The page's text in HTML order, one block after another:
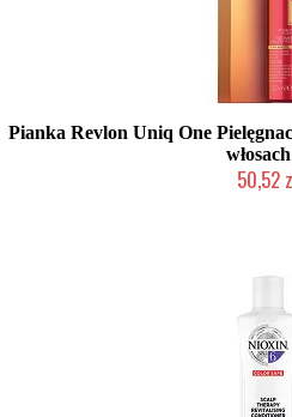
Pianka Revlon Uniq One
50,52